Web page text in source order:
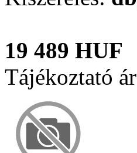
19 489 HUF
Tájékoztató ár